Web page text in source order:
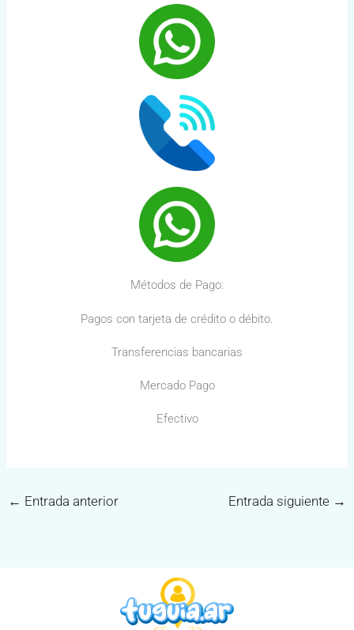
Métodos de Pago:
Pagos con tarjeta de crédito o débito.
Transferencias bancarias
Mercado Pago
Efectivo
← Entrada anterior Entrada siguiente →